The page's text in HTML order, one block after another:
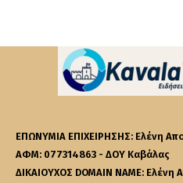
ΕΠΩΝΥΜΙΑ ΕΠΙΧΕΙΡΗΣΗΣ: Ελένη
ΑΦΜ: 077314863 - ΔΟΥ Καβάλας
ΔΙΚΑΙΟΥΧΟΣ DOMAIN NAME: Ελένη